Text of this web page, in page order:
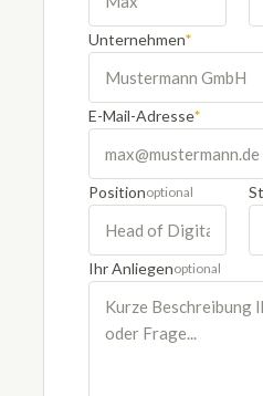
Unternehmen*
E-Mail-Adresse*
Positionoptional
Ihr Anliegenoptional